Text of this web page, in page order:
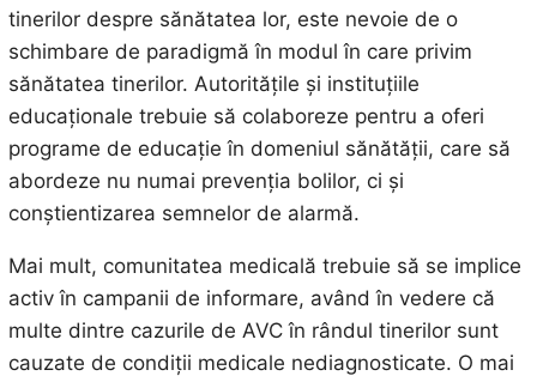
tinerilor despre sănătatea lor, este nevoie de o
schimbare de paradigmă în modul în care privim
sănătatea tinerilor. Autoritățile și instituțiile
educaționale trebuie să colaboreze pentru a oferi
programe de educație în domeniul sănătății, care să
abordeze nu numai prevenția bolilor, ci și
conștientizarea semnelor de alarmă.
Mai mult, comunitatea medicală trebuie să se implice
activ în campanii de informare, având în vedere că
multe dintre cazurile de AVC în rândul tinerilor sunt
cauzate de condiții medicale nediagnosticate. O mai